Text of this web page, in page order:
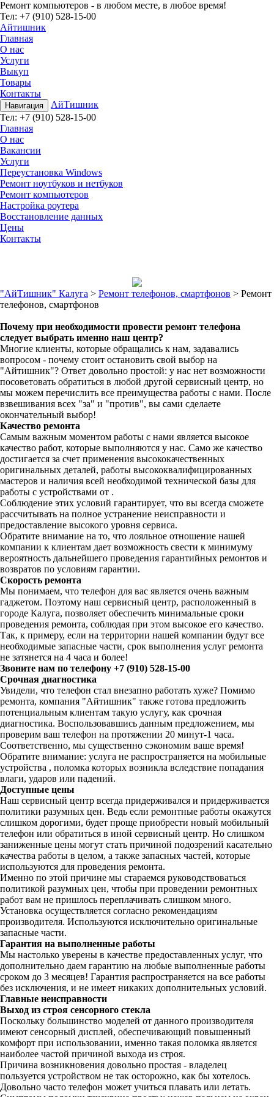
Ремонт компьютеров - в любом месте, в любое время!
Teл: +7 (910) 528-15-00
Айтишник
Главная
О нас
Услуги
Выкуп
Товары
Контакты
Навигация
АйТишник
Teл: +7 (910) 528-15-00
Главная
О нас
Вакансии
Услуги
Переустановка Windows
Ремонт ноутбуков и нетбуков
Ремонт компьютеров
Настройка роутера
Восстановление данных
Цены
Контакты
"АйТишник" Калуга > Ремонт телефонов, смартфонов > Ремонт
телефонов, смартфонов
Почему при необходимости провести ремонт телефона
следует выбрать именно наш центр?
Многие клиенты, которые обращались к нам, задавались
вопросом - почему стоит остановить свой выбор на
"Айтишник"? Ответ довольно простой: у нас нет возможности
посоветовать обратиться в любой другой сервисный центр, но
мы можем перечислить все преимущества работы с нами. После
взвешивания всех "за" и "против", вы сами сделаете
окончательный выбор!
Качество ремонта
Самым важным моментом работы с нами является высокое
качество работ, которые выполняются у нас. Само же качество
достигается за счет применения высококачественных
оригинальных деталей, работы высококвалифицированных
мастеров и наличия всей необходимой технической базы для
работы с устройствами от .
Соблюдение этих условий гарантирует, что вы всегда сможете
рассчитывать на полное устранение неисправности и
предоставление высокого уровня сервиса.
Обратите внимание на то, что лояльное отношение нашей
компании к клиентам дает возможность свести к минимуму
вероятность дальнейшего проведения гарантийных ремонтов и
возвратов по условиям гарантии.
Скорость ремонта
Мы понимаем, что телефон для вас является очень важным
гаджетом. Поэтому наш сервисный центр, расположенный в
городе Калуга, позволяет обеспечить минимальные сроки
проведения ремонта, соблюдая при этом высокое его качество.
Так, к примеру, если на территории нашей компании будут все
необходимые запасные части, срок выполнения услуг ремонта
не затянется на 4 часа и более!
Звоните нам по телефону +7 (910) 528-15-00
Срочная диагностика
Увидели, что телефон стал внезапно работать хуже? Помимо
ремонта, компания "Айтишник" также готова предложить
потенциальным клиентам такую услугу, как срочная
диагностика. Воспользовавшись данным предложением, мы
проверим ваш телефон на протяжении 20 минут-1 часа.
Соответственно, мы существенно сэкономим ваше время!
Обратите внимание: услуга не распространяется на мобильные
устройства , поломка которых возникла вследствие попадания
влаги, ударов или падений.
Доступные цены
Наш сервисный центр всегда придерживался и придерживается
политики разумных цен. Ведь если ремонтные работы окажутся
слишком дорогими, будет проще приобрести новый мобильный
телефон или обратиться в иной сервисный центр. Но слишком
заниженные цены могут стать причиной подозрений касательно
качества работы в целом, а также запасных частей, которые
используются для проведения ремонта.
Именно по этой причине мы стараемся руководствоваться
политикой разумных цен, чтобы при проведении ремонтных
работ вам не пришлось переплачивать слишком много.
Установка осуществляется согласно рекомендациям
производителя. Используются исключительно оригинальные
запасные части.
Гарантия на выполненные работы
Мы настолько уверены в качестве предоставленных услуг, что
дополнительно даем гарантию на любые выполненные работы
сроком до 3 месяцев! Гарантия распространяется на все работы
без исключения, и не имеет никаких дополнительных условий.
Главные неисправности
Выход из строя сенсорного стекла
Поскольку большинство моделей от данного производителя
имеют сенсорный дисплей, обеспечивающий повышенный
комфорт при использовании, именно такая поломка является
наиболее частой причиной выхода из строя.
Причина возникновения довольно простая - владелец
пользуется устройством не так осторожно, как бы хотелось.
Довольно часто телефон может учиться плавать или летать.